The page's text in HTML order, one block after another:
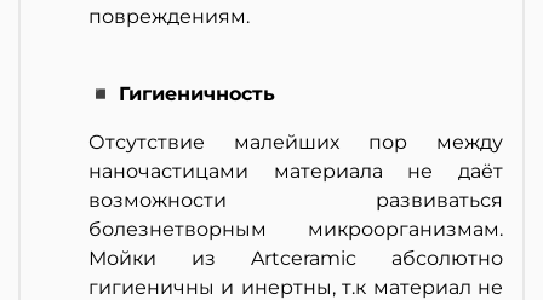
повреждениям.
◾ Гигиеничность
Отсутствие малейших пор между
наночастицами материала не даёт
возможности развиваться
болезнетворным микроорганизмам.
Мойки из Artceramic абсолютно
гигиеничны и инертны, т.к материал не